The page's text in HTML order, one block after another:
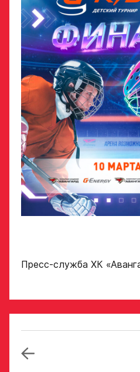
Пресс-служба ХК